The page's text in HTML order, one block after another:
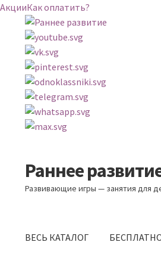
АкцииКак оплатить?
Перейти
к
навигации
Перейти
к
содержимому
Раннее
Развивающие игры — занятия для
ВЕСЬ КАТАЛОГ